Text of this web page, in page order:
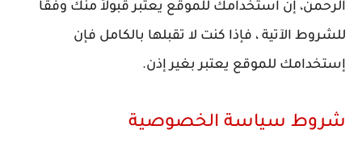
الرحمن، إن استخدامك للموقع يعتبر قبولاً منك وفقاً
للشروط الآتية ، فإذا كنت لا تقبلها بالكامل فإن
إستخدامك للموقع يعتبر بغير إذن.
شروط سياسة الخصوصية